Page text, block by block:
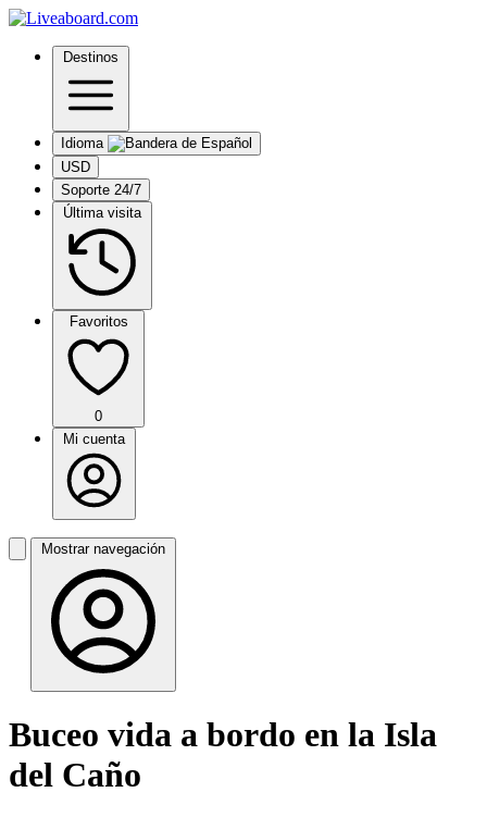
Destinos
Idioma
USD
Soporte 24/7
Última visita
Favoritos
0
Mi cuenta
Mostrar navegación
Buceo vida a bordo en la Isla
del Caño